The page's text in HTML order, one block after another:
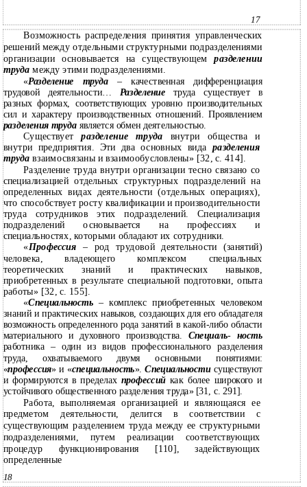
17
Возможность распределения принятия управленческих
решений между отдельными структурными подразделениями
организации основывается на существующемразделении
трудамежду этими подразделениями.
«Разделение труда–качественная дифференциация
трудовой деятельности… Разделение труда существует в
разных формах, соответствующих уровню производительных
сил и характеру производственных отношений. Проявлением
разделения труда является обмен деятельностью.
Существуетразделение труда внутри общества и
внутри предприятия. Эти два основных вида разделения
трудавзаимосвязаны и взаимообусловлены» [32, с. 414].
Разделение труда внутри организации тесно связано со
специализацией отдельных структурных подразделений на
определенных видах деятельности (отдельных операциях),
что способствует росту квалификации и производительности
труда сотрудников этих подразделений. Специализация
подразделений основывается на профессиях и
специальностях, которыми обладают их сотрудники.
«Профессия– род трудовой деятельности (занятий)
человека, владеющего комплексом специальных
теоретических знаний и практических навыков,
приобретенных в результате специальной подготовки, опыта
работы» [32, с. 155].
«Специальность–комплекс приобретенных человеком
знаний и практических навыков, создающих для его обладателя
возможность определенного рода занятий в какой-либо области
материального и духовного производства. Специаль- ность
работника – один из видов профессионального разделения
труда, охватываемого двумя основными понятиями:
«профессия» и «специальность».Специальности существуют
и формируются в пределах профессий как более широкого и
устойчивого общественного разделения труда» [31, с. 291].
Работа, выполняемая организацией и являющаяся ее
предметом деятельности, делится в соответствии с
существующим разделением труда между ее структурными
подразделениями, путем реализации соответствующих
процедур функционирования [110], задействующих
определенные
18